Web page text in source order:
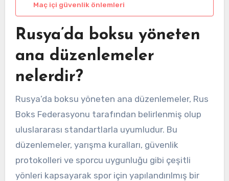
Maç içi güvenlik önlemleri
Rusya’da boksu yöneten
ana düzenlemeler
nelerdir?
Rusya’da boksu yöneten ana düzenlemeler, Rus
Boks Federasyonu tarafından belirlenmiş olup
uluslararası standartlarla uyumludur. Bu
düzenlemeler, yarışma kuralları, güvenlik
protokolleri ve sporcu uygunluğu gibi çeşitli
yönleri kapsayarak spor için yapılandırılmış bir